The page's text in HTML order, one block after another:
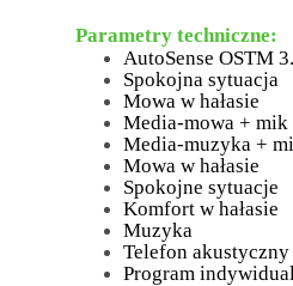
Parametry techniczne:
AutoSense OSTM
Spokojna sytuacja
Mowa w hałasie
Media-mowa + mik
Media-muzyka +
Mowa w hałasie
Spokojne sytuacje
Komfort w hałasie
Muzyka
Telefon akustyczny
Program